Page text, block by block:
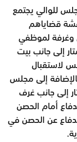
للوالي ‏يجتمع
قضاياهم
وغرفة لموظفي
بطول 7 أمتار ‏وعرض 4 أمتار إلى ‏جانب بيت
‏لاستقبال
متراً وعرض 3 أمتار بالإضافة إلى ‏مجلس
‏طوله 14 متراً وعرضه 3 أمتار إلى جانب غرف
أمام الحصن
للدفاع عن الحصن في